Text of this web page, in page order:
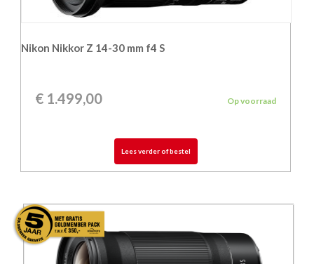
Nikon Nikkor Z 14-30 mm f4 S
€ 1.499,00 Op voorraad
Lees verder of bestel